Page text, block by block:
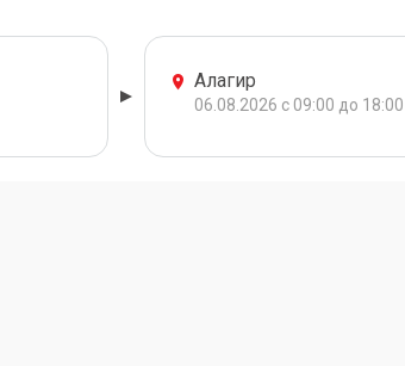
Алагир
06.08.2026 с 09:00 до 18:00